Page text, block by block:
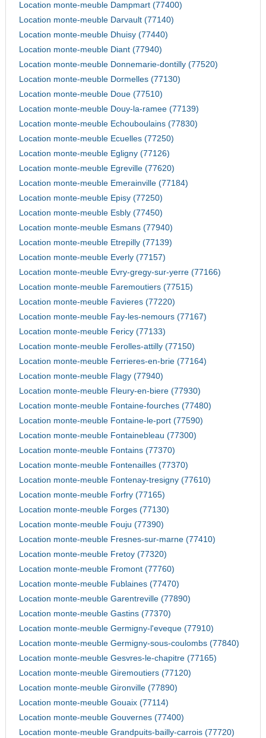
Location monte-meuble Dampmart (77400)
Location monte-meuble Darvault (77140)
Location monte-meuble Dhuisy (77440)
Location monte-meuble Diant (77940)
Location monte-meuble Donnemarie-dontilly (77520)
Location monte-meuble Dormelles (77130)
Location monte-meuble Doue (77510)
Location monte-meuble Douy-la-ramee (77139)
Location monte-meuble Echouboulains (77830)
Location monte-meuble Ecuelles (77250)
Location monte-meuble Egligny (77126)
Location monte-meuble Egreville (77620)
Location monte-meuble Emerainville (77184)
Location monte-meuble Episy (77250)
Location monte-meuble Esbly (77450)
Location monte-meuble Esmans (77940)
Location monte-meuble Etrepilly (77139)
Location monte-meuble Everly (77157)
Location monte-meuble Evry-gregy-sur-yerre (77166)
Location monte-meuble Faremoutiers (77515)
Location monte-meuble Favieres (77220)
Location monte-meuble Fay-les-nemours (77167)
Location monte-meuble Fericy (77133)
Location monte-meuble Ferolles-attilly (77150)
Location monte-meuble Ferrieres-en-brie (77164)
Location monte-meuble Flagy (77940)
Location monte-meuble Fleury-en-biere (77930)
Location monte-meuble Fontaine-fourches (77480)
Location monte-meuble Fontaine-le-port (77590)
Location monte-meuble Fontainebleau (77300)
Location monte-meuble Fontains (77370)
Location monte-meuble Fontenailles (77370)
Location monte-meuble Fontenay-tresigny (77610)
Location monte-meuble Forfry (77165)
Location monte-meuble Forges (77130)
Location monte-meuble Fouju (77390)
Location monte-meuble Fresnes-sur-marne (77410)
Location monte-meuble Fretoy (77320)
Location monte-meuble Fromont (77760)
Location monte-meuble Fublaines (77470)
Location monte-meuble Garentreville (77890)
Location monte-meuble Gastins (77370)
Location monte-meuble Germigny-l'eveque (77910)
Location monte-meuble Germigny-sous-coulombs (77840)
Location monte-meuble Gesvres-le-chapitre (77165)
Location monte-meuble Giremoutiers (77120)
Location monte-meuble Gironville (77890)
Location monte-meuble Gouaix (77114)
Location monte-meuble Gouvernes (77400)
Location monte-meuble Grandpuits-bailly-carrois (77720)